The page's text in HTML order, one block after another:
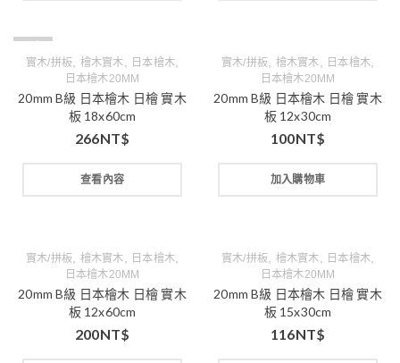
實木/拼板 檜木實木 日本檜木
日本檜木20MM
20mm B級 日本檜木 日檜 實木
板 18x60cm
266NT$
查看內容
實木/拼板 檜木實木 日本檜木
日本檜木20MM
20mm B級 日本檜木 日檜 實木
板 12x30cm
100NT$
加入購物車
實木/拼板 檜木實木 日本檜木
日本檜木20MM
20mm B級 日本檜木 日檜 實木
板 12x60cm
200NT$
實木/拼板 檜木實木 日本檜木
日本檜木20MM
20mm B級 日本檜木 日檜 實木
板 15x30cm
116NT$